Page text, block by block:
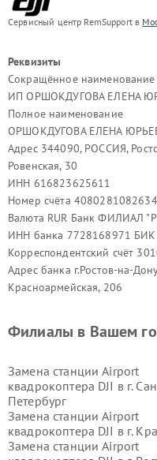
Сервисный центр RemSupport в
Реквизиты
Сокращённое наименование
ИП ОРШОКДУГОВА ЕЛЕНА
Полное наименование
ОРШОКДУГОВА ЕЛЕНА
Адрес 344090, РОССИЯ,
Ровенская, 30
ИНН 616823625611
Номер счёта
Валюта RUR Банк ФИЛИАЛ
ИНН банка 7728168971
Корреспондентский счёт
Адрес банка г.Ростов-на-
Красноармейская, 206
Филиалы в Вашем
Замена станции Airport
квадрокоптера DJI в г.
Петербург
Замена станции Airport
квадрокоптера DJI в г.
Замена станции Airport